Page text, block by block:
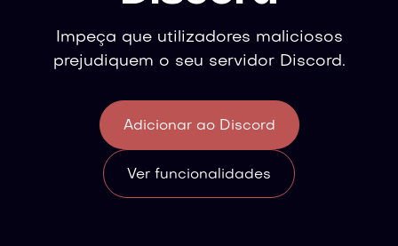
Impeça que utilizadores maliciosos
prejudiquem o seu servidor Discord.
Adicionar ao Discord
Ver funcionalidades